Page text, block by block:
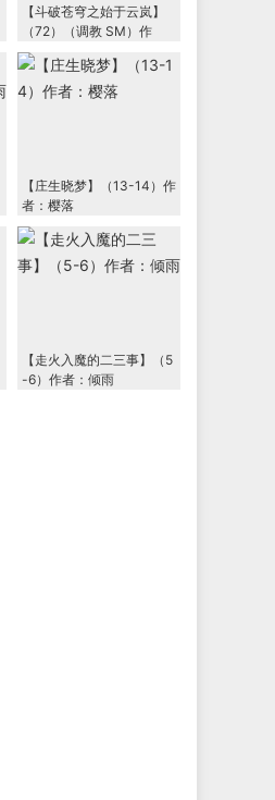
【斗破苍穹之始于云岚】
（72）（调教 SM）作
者：小龙哥
【庄生晓梦】（13-14）作
者：樱落
【走火入魔的二三事】（5
-6）作者：倾雨